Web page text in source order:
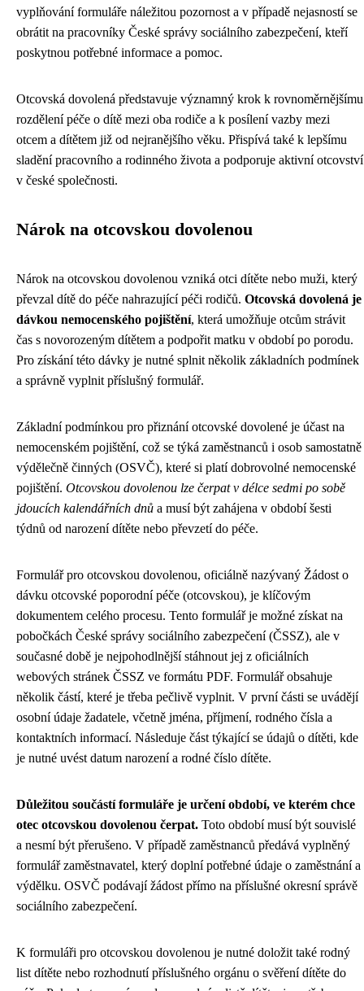
vyplňování formuláře náležitou pozornost a v případě nejasností se
obrátit na pracovníky České správy sociálního zabezpečení, kteří
poskytnou potřebné informace a pomoc.
Otcovská dovolená představuje významný krok k rovnoměrnějšímu
rozdělení péče o dítě mezi oba rodiče a k posílení vazby mezi
otcem a dítětem již od nejranějšího věku. Přispívá také k lepšímu
sladění pracovního a rodinného života a podporuje aktivní otcovství
v české společnosti.
Nárok na otcovskou dovolenou
Nárok na otcovskou dovolenou vzniká otci dítěte nebo muži, který
převzal dítě do péče nahrazující péči rodičů. Otcovská dovolená je
dávkou nemocenského pojištění, která umožňuje otcům strávit
čas s novorozeným dítětem a podpořit matku v období po porodu.
Pro získání této dávky je nutné splnit několik základních podmínek
a správně vyplnit příslušný formulář.
Základní podmínkou pro přiznání otcovské dovolené je účast na
nemocenském pojištění, což se týká zaměstnanců i osob samostatně
výdělečně činných (OSVČ), které si platí dobrovolné nemocenské
pojištění. Otcovskou dovolenou lze čerpat v délce sedmi po sobě
jdoucích kalendářních dnů a musí být zahájena v období šesti
týdnů od narození dítěte nebo převzetí do péče.
Formulář pro otcovskou dovolenou, oficiálně nazývaný Žádost o
dávku otcovské poporodní péče (otcovskou), je klíčovým
dokumentem celého procesu. Tento formulář je možné získat na
pobočkách České správy sociálního zabezpečení (ČSSZ), ale v
současné době je nejpohodlnější stáhnout jej z oficiálních
webových stránek ČSSZ ve formátu PDF. Formulář obsahuje
několik částí, které je třeba pečlivě vyplnit. V první části se uvádějí
osobní údaje žadatele, včetně jména, příjmení, rodného čísla a
kontaktních informací. Následuje část týkající se údajů o dítěti, kde
je nutné uvést datum narození a rodné číslo dítěte.
Důležitou součástí formuláře je určení období, ve kterém chce
otec otcovskou dovolenou čerpat. Toto období musí být souvislé
a nesmí být přerušeno. V případě zaměstnanců předává vyplněný
formulář zaměstnavatel, který doplní potřebné údaje o zaměstnání a
výdělku. OSVČ podávají žádost přímo na příslušné okresní správě
sociálního zabezpečení.
K formuláři pro otcovskou dovolenou je nutné doložit také rodný
list dítěte nebo rozhodnutí příslušného orgánu o svěření dítěte do